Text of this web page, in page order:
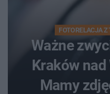
FOTORELACJA Z
Ważne
Kraków nad
Mamy